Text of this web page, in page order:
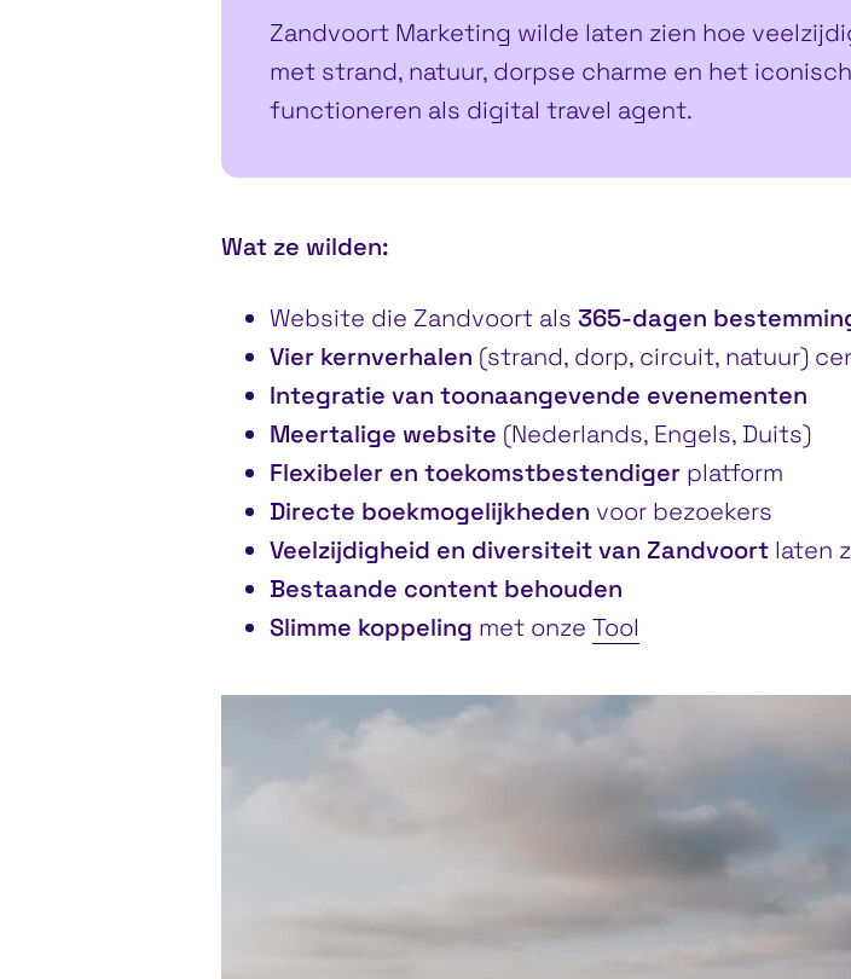
Zandvoort Marketing wilde laten zien hoe
met strand, natuur, dorpse charme en het
functioneren als digital travel agent.
Wat ze wilden:
Website die Zandvoort als 365-dagen
Vier kernverhalen (strand, dorp, circuit, natuur)
Integratie van toonaangevende evenementen
Meertalige website (Nederlands, Engels, Duits)
Flexibeler en toekomstbestendigerplatform
Directe boekmogelijkheden voor bezoekers
Veelzijdigheid en diversiteit van Zandvoortlaten
Bestaande content behouden
Slimme koppeling met onze Tool